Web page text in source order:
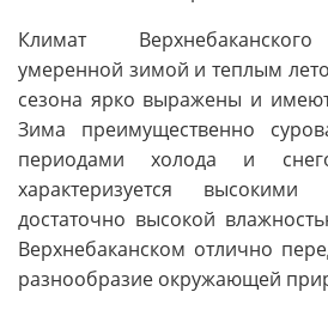
Климат Верхнебаканского
умеренной зимой и теплым
сезона ярко выражены и
Зима преимущественно
периодами холода и
характеризуется
достаточно высокой
Верхнебаканском отлично
разнообразие окружающей